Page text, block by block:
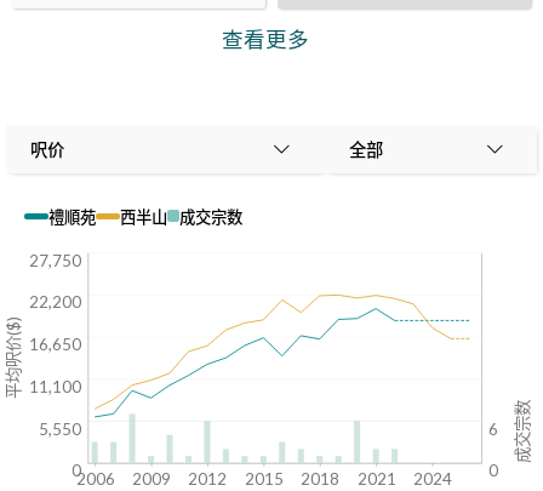
查看更多
呎价 全部
禮順苑 西半山 成交宗数
6
0
2006 2009 2012 2015 2018 2021 2024
成交宗数
27,750
22,200
16,650
11,100
5,550
0
平均呎价($)